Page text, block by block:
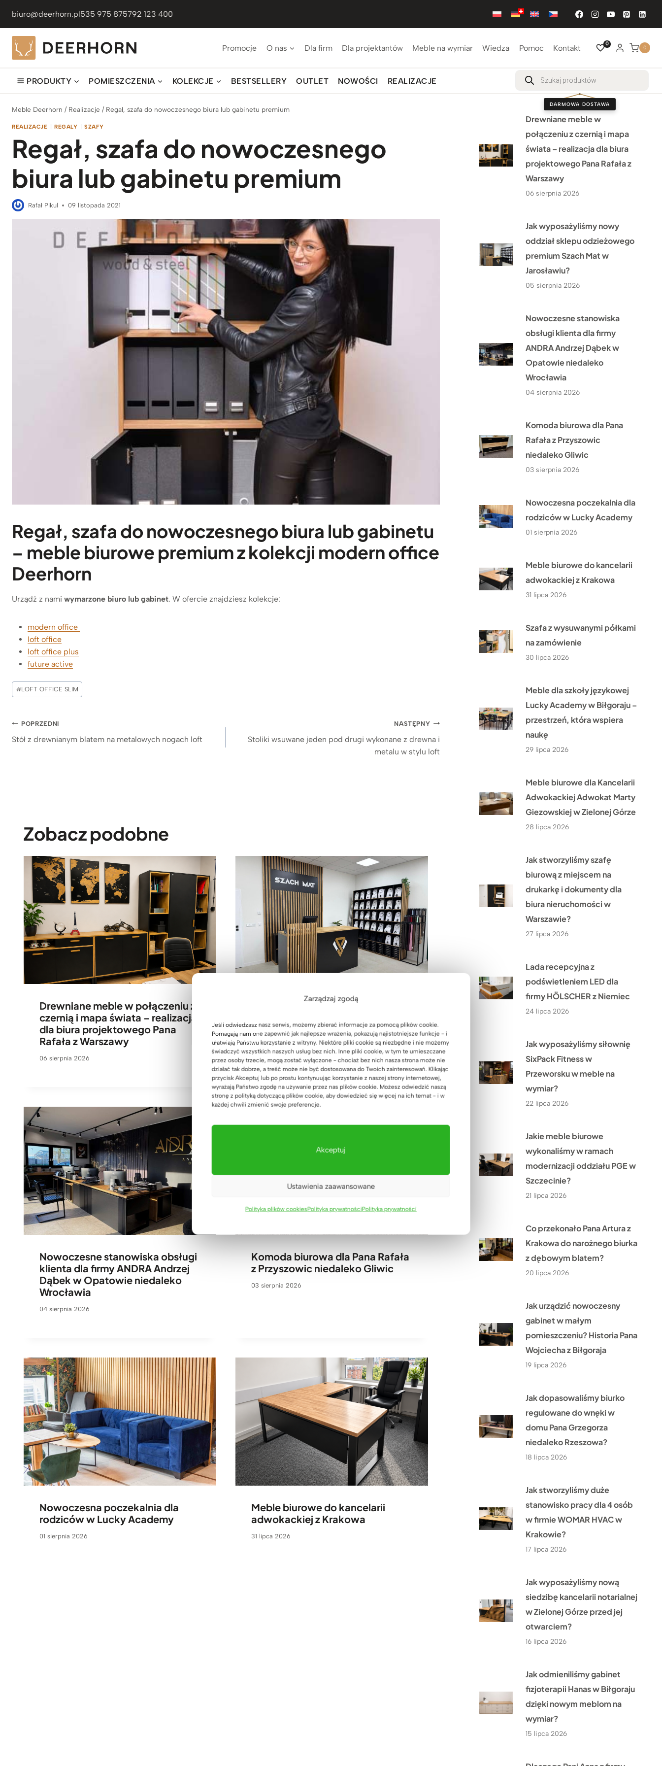
Zarządzaj zgodą
Jeśli odwiedzasz nasz serwis, możemy zbierać informacje za pomocą plików cookie.
Pomagają nam one zapewnić jak najlepsze wrażenia, pokazują najistotniejsze funkcje - i
ułatwiają Państwu korzystanie z witryny. Niektóre pliki cookie są niezbędne i nie możemy
świadczyć wszystkich naszych usług bez nich. Inne pliki cookie, w tym te umieszczane
przez osoby trzecie, mogą zostać wyłączone - chociaż bez nich nasza strona może nie
działać tak dobrze, a treść może nie być dostosowana do Twoich zainteresowań. Klikając
przycisk Akceptuj lub po prostu kontynuując korzystanie z naszej strony internetowej,
wyrażają Państwo zgodę na używanie przez nas plików cookie. Możesz odwiedzić naszą
stronę z polityką dotyczącą plików cookie, aby dowiedzieć się więcej na ich temat - i w
każdej chwili zmienić swoje preferencje.
Akceptuj
Ustawienia zaawansowane
Polityka plików cookiesPolityka prywatnościPolityka prywatności
treści
biuro@deerhorn.pl535 975 875792 123 400
Promocje O nas Dla firm Dla projektantów Meble na wymiar Wiedza Pomoc Kontakt 0
0
PRODUKTY POMIESZCZENIA KOLEKCJE BESTSELLERY OUTLET NOWOŚCI REALIZACJE
Wyszukiwarka
produktów
DARMOWA DOSTAWA
Meble Deerhorn / Realizacje / Regał, szafa do nowoczesnego biura lub gabinetu premium
REALIZACJE | REGALY | SZAFY
Regał, szafa do nowoczesnego
biura lub gabinetu premium
Rafał Pikul 09 listopada 2021
Regał, szafa do nowoczesnego biura lub gabinetu
– meble biurowe premium z kolekcji modern office
Deerhorn
Urządź z nami wymarzone biuro lub gabinet. W ofercie znajdziesz kolekcje:
modern office
loft office
loft office plus
future active
Tagi
wpisu:
#LOFT OFFICE SLIM
Nawigacja
wpisu
POPRZEDNI
Stół z drewnianym blatem na metalowych nogach loft
NASTĘPNY
Stoliki wsuwane jeden pod drugi wykonane z drewna i
metalu w stylu loft
Zobacz podobne
Drewniane meble w połączeniu z
czernią i mapa świata – realizacja
dla biura projektowego Pana
Rafała z Warszawy
06 sierpnia 2026
Jak wyposażyliśmy nowy oddział
Szach Mat w Jarosławiu?
05 sierpnia 2026
Nowoczesne stanowiska obsługi
klienta dla firmy ANDRA Andrzej
Dąbek w Opatowie niedaleko
Wrocławia
04 sierpnia 2026
Komoda biurowa dla Pana Rafała
z Przyszowic niedaleko Gliwic
03 sierpnia 2026
Nowoczesna poczekalnia dla
rodziców w Lucky Academy
01 sierpnia 2026
Meble biurowe do kancelarii
adwokackiej z Krakowa
31 lipca 2026
Drewniane meble w
połączeniu z czernią i mapa
świata – realizacja dla biura
projektowego Pana Rafała z
Warszawy
06 sierpnia 2026
Jak wyposażyliśmy nowy
oddział sklepu odzieżowego
premium Szach Mat w
Jarosławiu?
05 sierpnia 2026
Nowoczesne stanowiska
obsługi klienta dla firmy
ANDRA Andrzej Dąbek w
Opatowie niedaleko
Wrocławia
04 sierpnia 2026
Komoda biurowa dla Pana
Rafała z Przyszowic
niedaleko Gliwic
03 sierpnia 2026
Nowoczesna poczekalnia dla
rodziców w Lucky Academy
01 sierpnia 2026
Meble biurowe do kancelarii
adwokackiej z Krakowa
31 lipca 2026
Szafa z wysuwanymi półkami
na zamówienie
30 lipca 2026
Meble dla szkoły językowej
Lucky Academy w Biłgoraju –
przestrzeń, która wspiera
naukę
29 lipca 2026
Meble biurowe dla Kancelarii
Adwokackiej Adwokat Marty
Giezowskiej w Zielonej Górze
28 lipca 2026
Jak stworzyliśmy szafę
biurową z miejscem na
drukarkę i dokumenty dla
biura nieruchomości w
Warszawie?
27 lipca 2026
Lada recepcyjna z
podświetleniem LED dla
firmy HÖLSCHER z Niemiec
24 lipca 2026
Jak wyposażyliśmy siłownię
SixPack Fitness w
Przeworsku w meble na
wymiar?
22 lipca 2026
Jakie meble biurowe
wykonaliśmy w ramach
modernizacji oddziału PGE w
Szczecinie?
21 lipca 2026
Co przekonało Pana Artura z
Krakowa do narożnego biurka
z dębowym blatem?
20 lipca 2026
Jak urządzić nowoczesny
gabinet w małym
pomieszczeniu? Historia Pana
Wojciecha z Biłgoraja
19 lipca 2026
Jak dopasowaliśmy biurko
regulowane do wnęki w
domu Pana Grzegorza
niedaleko Rzeszowa?
18 lipca 2026
Jak stworzyliśmy duże
stanowisko pracy dla 4 osób
w firmie WOMAR HVAC w
Krakowie?
17 lipca 2026
Jak wyposażyliśmy nową
siedzibę kancelarii notarialnej
w Zielonej Górze przed jej
otwarciem?
16 lipca 2026
Jak odmieniliśmy gabinet
fizjoterapii Hanas w Biłgoraju
dzięki nowym meblom na
wymiar?
15 lipca 2026